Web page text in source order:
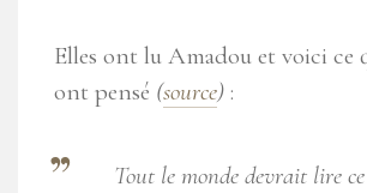
Elles ont lu Amadou et voici ce
ont pensé (source) :
Tout le monde devrait lire